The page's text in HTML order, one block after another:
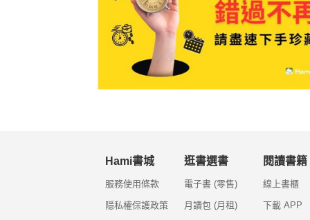
Hami書城
服務使用條款
隱私權保護政策
逛書選書
電子書 (零售)
月讀包 (月租)
閱讀書籍
線上書櫃
下載 APP